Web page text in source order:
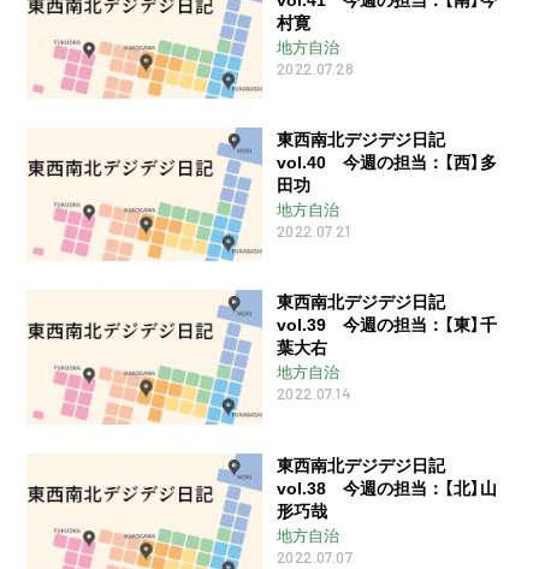
村寛
地方自治
2022.07.28
東西南北デジデジ日記
vol.40 今週の担当：【西】多
田功
地方自治
2022.07.21
東西南北デジデジ日記
vol.39 今週の担当：【東】千
葉大右
地方自治
2022.07.14
東西南北デジデジ日記
vol.38 今週の担当：【北】山
形巧哉
地方自治
2022.07.07